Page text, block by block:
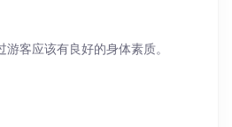
客应该有良好的身体素质。